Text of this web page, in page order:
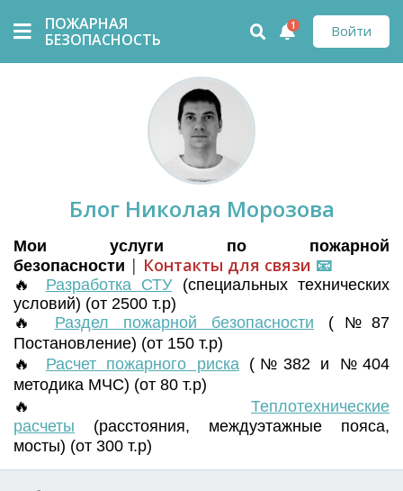
ПОЖАРНАЯ
БЕЗОПАСНОСТЬ
Войти
1
Блог Николая Морозова
Мои услуги по пожарной
безопасности | Контакты для связи 📧
🔥 Разработка СТУ (специальных технических
условий) (от 2500 т.р)
🔥 Раздел пожарной безопасности (№87
Постановление) (от 150 т.р)
🔥 Расчет пожарного риска(№382 и №404
методика МЧС) (от 80 т.р)
🔥 Теплотехнические
расчеты (расстояния, междуэтажные пояса,
мосты) (от 300 т.р)